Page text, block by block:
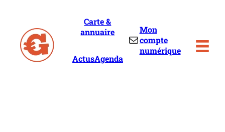
Carte &
annuaire
ActusAgenda
Mail
Mon
compte
numérique